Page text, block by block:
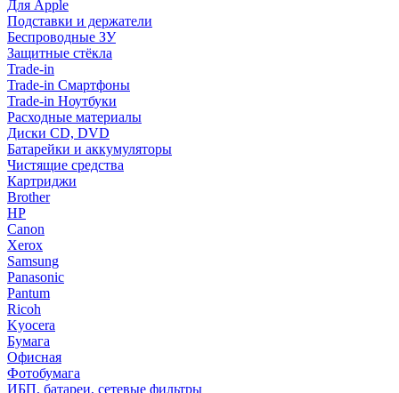
Для Apple
Подставки и держатели
Беспроводные ЗУ
Защитные стёкла
Trade-in
Trade-in Смартфоны
Trade-in Ноутбуки
Расходные материалы
Диски CD, DVD
Батарейки и аккумуляторы
Чистящие средства
Картриджи
Brother
HP
Canon
Xerox
Samsung
Panasonic
Pantum
Ricoh
Kyocera
Бумага
Офисная
Фотобумага
ИБП, батареи, сетевые фильтры